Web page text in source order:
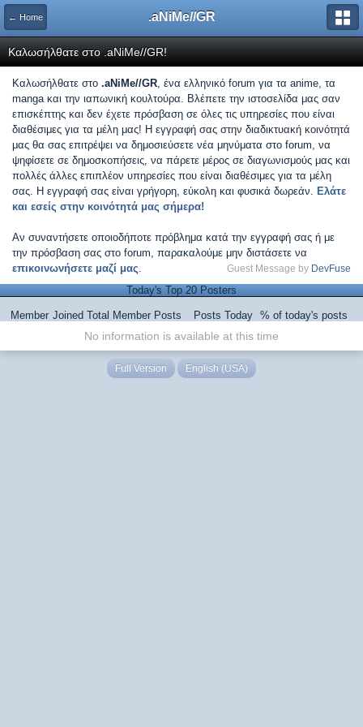
← Home .aNiMe//GR
Καλωσήλθατε στο .aNiMe//GR!
Καλωσήλθατε στο .aNiMe//GR, ένα ελληνικό forum για τα anime, τα
manga και την ιαπωνική κουλτούρα. Βλέπετε την ιστοσελίδα μας σαν
επισκέπτης και δεν έχετε πρόσβαση σε όλες τις υπηρεσίες που είναι
διαθέσιμες για τα μέλη μας! Η εγγραφή σας στην διαδικτυακή κοινότητά
μας θα σας επιτρέψει να δημοσιεύσετε νέα μηνύματα στο forum, να
ψηφίσετε σε δημοσκοπήσεις, να πάρετε μέρος σε διαγωνισμούς μας και
πολλές άλλες επιπλέον υπηρεσίες που είναι διαθέσιμες για τα μέλη
σας. Η εγγραφή σας είναι γρήγορη, εύκολη και φυσικά δωρεάν. Ελάτε
και εσείς στην κοινότητά μας σήμερα!
Αν συναντήσετε οποιοδήποτε πρόβλημα κατά την εγγραφή σας ή με
την πρόσβαση σας στο forum, παρακαλούμε μην διστάσετε να
επικοινωνήσετε μαζί μας. Guest Message by DevFuse
Today's Top 20 Posters
Member Joined Total Member Posts Posts Today % of today's posts
No information is available at this time
Full Version English (USA)